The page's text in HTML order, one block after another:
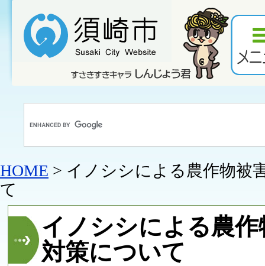
HOME > イノシシによる農作物被
て
イノシシによる農作
対策について